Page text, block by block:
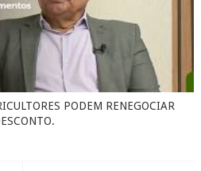
PODEM RENEGOCIAR